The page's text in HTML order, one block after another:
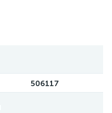
506117